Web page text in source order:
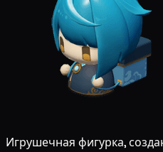
Игрушечная фигурка,